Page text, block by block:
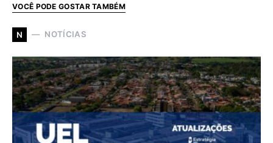
VOCÊ PODE GOSTAR TAMBÉM
N NOTÍCIAS